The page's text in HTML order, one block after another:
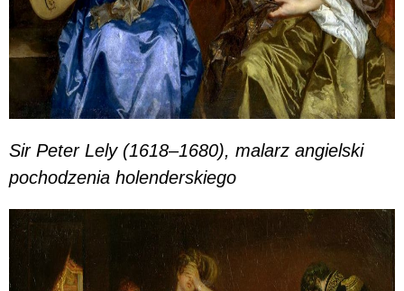
Sir Peter Lely (1618–1680), malarz angielski
pochodzenia holenderskiego